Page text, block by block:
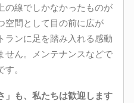
の線でしかなかったものが
空間として目の前に広が
ランに足を踏み入れる感動
せん。メンテナンスなどで
。
」も、私たちは歓迎します